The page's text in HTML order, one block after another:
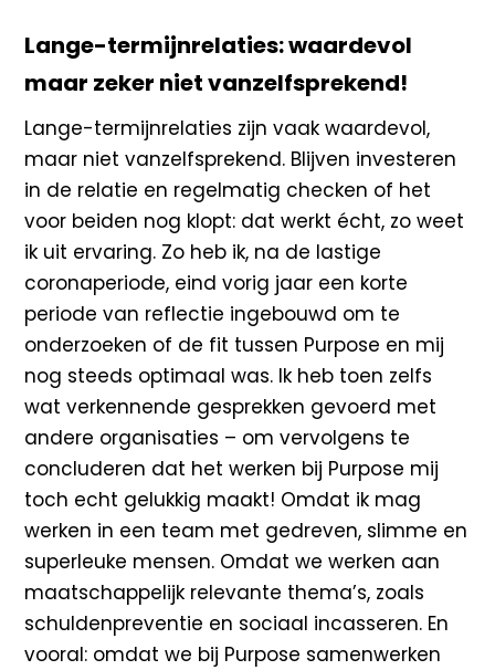
Lange-termijnrelaties: waardevol
maar zeker niet vanzelfsprekend!
Lange-termijnrelaties zijn vaak waardevol,
maar niet vanzelfsprekend. Blijven investeren
in de relatie en regelmatig checken of het
voor beiden nog klopt: dat werkt écht, zo weet
ik uit ervaring. Zo heb ik, na de lastige
coronaperiode, eind vorig jaar een korte
periode van reflectie ingebouwd om te
onderzoeken of de fit tussen Purpose en mij
nog steeds optimaal was. Ik heb toen zelfs
wat verkennende gesprekken gevoerd met
andere organisaties – om vervolgens te
concluderen dat het werken bij Purpose mij
toch echt gelukkig maakt! Omdat ik mag
werken in een team met gedreven, slimme en
superleuke mensen. Omdat we werken aan
maatschappelijk relevante thema’s, zoals
schuldenpreventie en sociaal incasseren. En
vooral: omdat we bij Purpose samenwerken